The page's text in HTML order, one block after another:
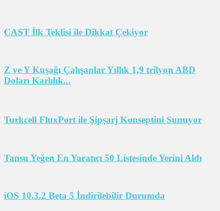
CAST İlk Teklisi ile Dikkat Çekiyor
Z ve Y Kuşağı Çalışanlar Yıllık 1,9 trilyon ABD
Doları Karlılık...
Turkcell FluxPort ile Şipşarj Konseptini Sunuyor
Tansu Yeğen En Yaratıcı 50 Listesinde Yerini Aldı
iOS 10.3.2 Beta 5 İndirilebilir Durumda